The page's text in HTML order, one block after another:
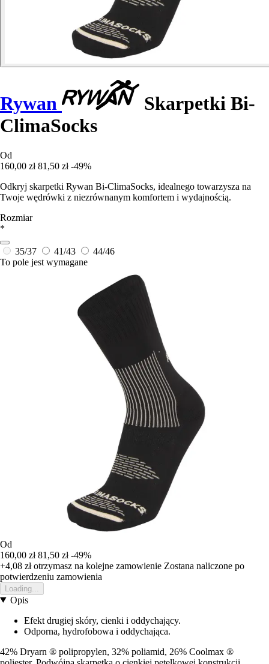
Rywan
Skarpetki Bi-
ClimaSocks
Od
160,00 zł 81,50 zł -49%
Odkryj skarpetki Rywan Bi-ClimaSocks, idealnego towarzysza na
Twoje wędrówki z niezrównanym komfortem i wydajnością.
Rozmiar
*
35/37 41/43
44/46
To pole jest wymagane
Od
160,00 zł 81,50 zł -49%
+4,08 złotrzymasz na kolejne zamowienie Zostana naliczone po
potwierdzeniu zamowienia
Loading...
Opis
Efekt drugiej skóry, cienki i oddychający.
Odporna, hydrofobowa i oddychająca.
42% Dryarn ® polipropylen, 32% poliamid, 26% Coolmax ®